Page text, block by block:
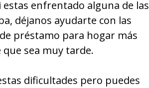
enfrentado alguna de las
déjanos ayudarte con las
préstamo para hogar más
sea muy tarde.
dificultades pero puedes